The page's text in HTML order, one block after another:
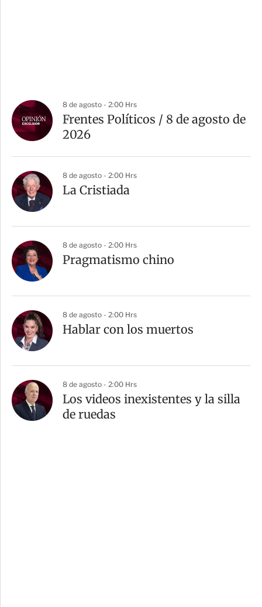
8 de agosto - 2:00 Hrs
Frentes Políticos / 8 de agosto de
2026
8 de agosto - 2:00 Hrs
La Cristiada
8 de agosto - 2:00 Hrs
Pragmatismo chino
8 de agosto - 2:00 Hrs
Hablar con los muertos
8 de agosto - 2:00 Hrs
Los videos inexistentes y la silla
de ruedas